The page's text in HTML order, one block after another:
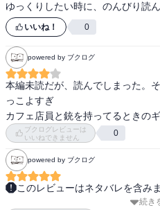
ゆっくりしたい時に、のんびり読ん
いいね！ 0
powered by ブクログ
本編未読だが、読んでしまった。
っこよすぎ
カフェ店員と銃を持ってるときの
ブクログレビューは
いいねできません
0
powered by ブクログ
このレビューはネタバレを含みま
普段の安室さんの様子を覗いてい
続き